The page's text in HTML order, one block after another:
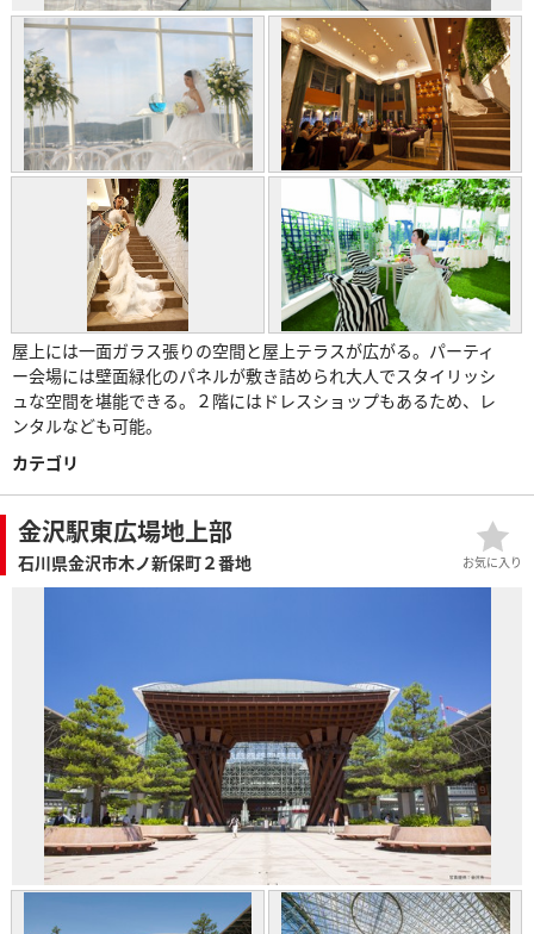
屋上には一面ガラス張りの空間と屋上テラスが広がる。パーティ
ー会場には壁面緑化のパネルが敷き詰められ大人でスタイリッシ
ュな空間を堪能できる。２階にはドレスショップもあるため、レ
ンタルなども可能。
カテゴリ
金沢駅東広場地上部
石川県金沢市木ノ新保町２番地 お気に入り